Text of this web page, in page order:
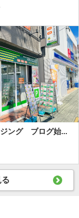
ジング ブログ始...